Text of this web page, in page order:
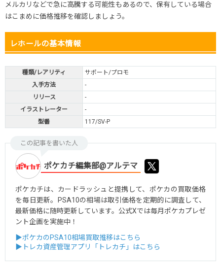
メルカリなどで急に高騰する可能性もあるので、保有している場合
はこまめに価格推移を確認しましょう。
レホールの基本情報
種類/レアリティ
サポート/プロモ
入手方法
-
リリース
-
イラストレーター
-
型番
117/SV-P
この記事を書いた人
ポケカチ編集部@アルテマ
ポケカチは、カードラッシュと提携して、ポケカの買取価格
を毎日更新。PSA10の相場は取引価格を定期的に調査して、
最新価格に随時更新しています。公式Xでは毎月ポケカプレゼ
ント企画を実施中！
▶ポケカのPSA10相場買取推移はこちら
▶トレカ資産管理アプリ「トレカチ」はこちら